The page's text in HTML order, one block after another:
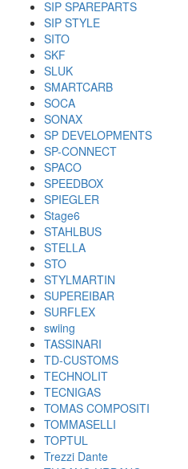
SIP SPAREPARTS
SIP STYLE
SITO
SKF
SLUK
SMARTCARB
SOCA
SONAX
SP DEVELOPMENTS
SP-CONNECT
SPACO
SPEEDBOX
SPIEGLER
Stage6
STAHLBUS
STELLA
STO
STYLMARTIN
SUPEREIBAR
SURFLEX
swiing
TASSINARI
TD-CUSTOMS
TECHNOLIT
TECNIGAS
TOMAS COMPOSITI
TOMMASELLI
TOPTUL
Trezzi Dante